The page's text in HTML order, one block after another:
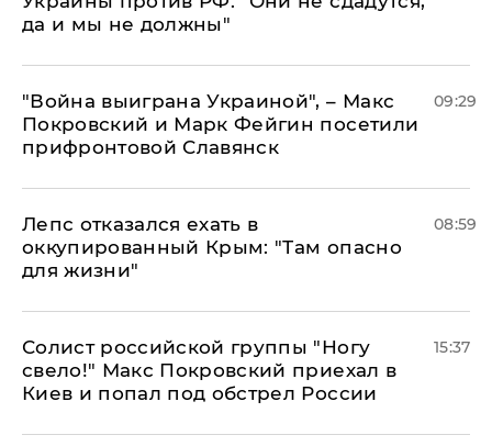
да и мы не должны"
"Война выиграна Украиной", – Макс
Покровский и Марк Фейгин посетили
прифронтовой Славянск
09:29
Лепс отказался ехать в
оккупированный Крым: "Там опасно
для жизни"
08:59
Солист российской группы "Ногу
свело!" Макс Покровский приехал в
Киев и попал под обстрел России
15:37